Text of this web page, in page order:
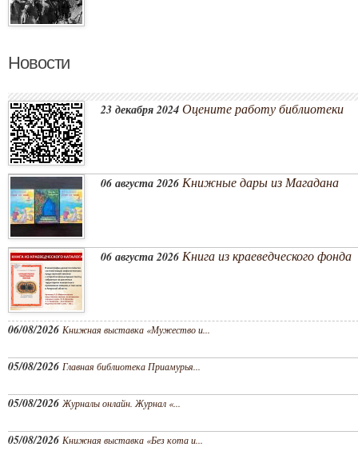
Новости
23 декабря 2024 Оцените работу библиотеки
06 августа 2026 Книжные дары из Магадана
06 августа 2026 Книга из краеведческого фонда
06/08/2026 Книжная выставка «Мужество и...
05/08/2026 Главная библиотека Приамурья...
05/08/2026Журналы онлайн. Журнал «...
05/08/2026 Книжная выставка «Без кота и...